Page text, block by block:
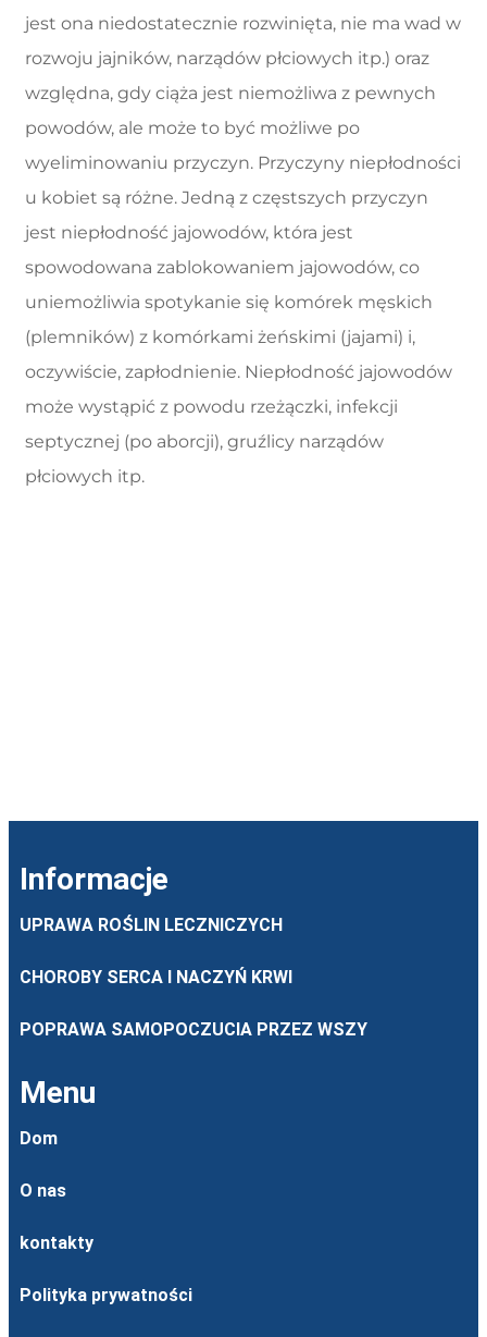
jest ona niedostatecznie rozwinięta, nie ma wad w
rozwoju jajników, narządów płciowych itp.) oraz
względna, gdy ciąża jest niemożliwa z pewnych
powodów, ale może to być możliwe po
wyeliminowaniu przyczyn. Przyczyny niepłodności
u kobiet są różne. Jedną z częstszych przyczyn
jest niepłodność jajowodów, która jest
spowodowana zablokowaniem jajowodów, co
uniemożliwia spotykanie się komórek męskich
(plemników) z komórkami żeńskimi (jajami) i,
oczywiście, zapłodnienie. Niepłodność jajowodów
może wystąpić z powodu rzeżączki, infekcji
septycznej (po aborcji), gruźlicy narządów
płciowych itp.
Informacje
UPRAWA ROŚLIN LECZNICZYCH
CHOROBY SERCA I NACZYŃ KRWI
POPRAWA SAMOPOCZUCIA PRZEZ WSZY
Menu
Dom
O nas
kontakty
Polityka prywatności